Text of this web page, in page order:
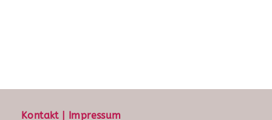
Kontakt | Impressum